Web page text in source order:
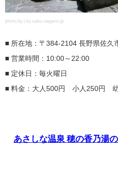
photo by city.saku.nagano.jp
■ 所在地：〒384-2104 長野県佐久
■ 営業時間：10:00～22:00
■ 定休日：毎火曜日
■ 料金：大人500円 小人250円
あさしな温泉 穂の香乃湯